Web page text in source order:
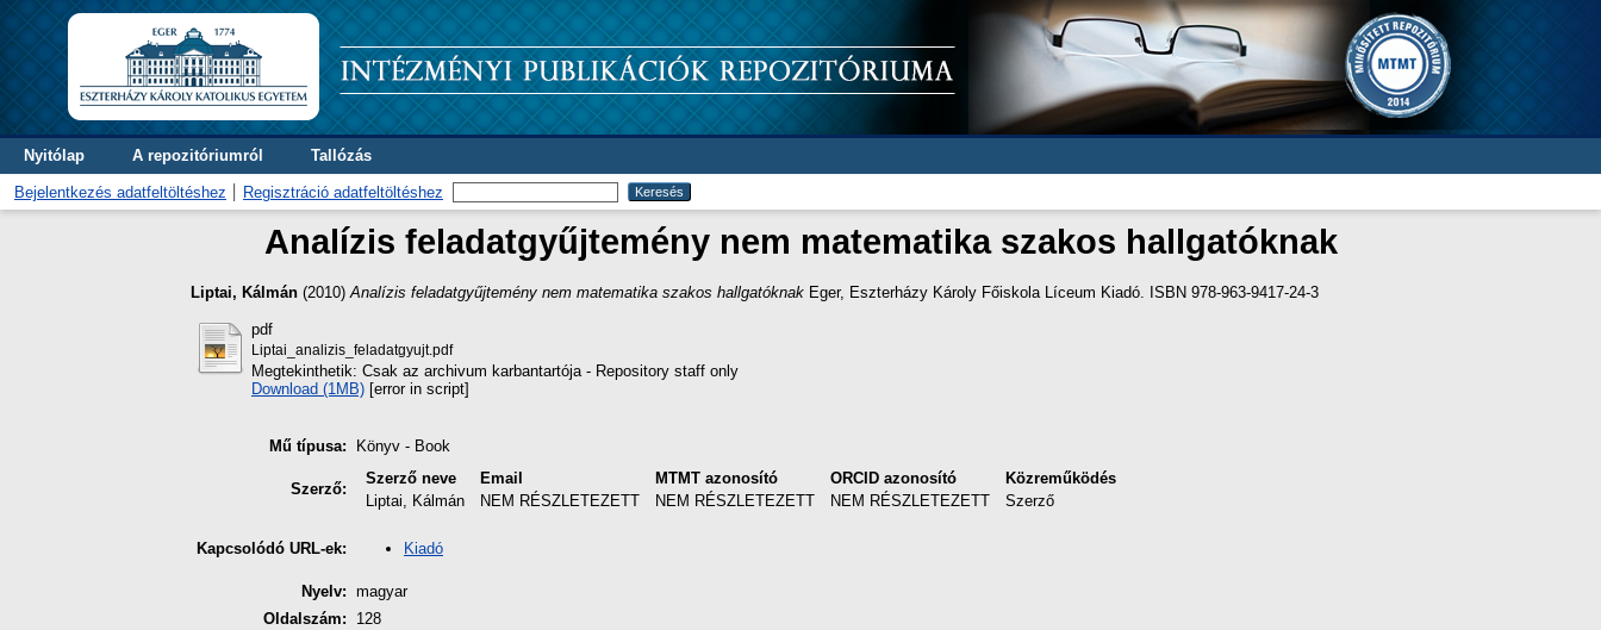
Nyitólap A repozitóriumról Tallózás
Bejelentkezés adatfeltöltéshez Regisztráció adatfeltöltéshez
Analízis feladatgyűjtemény nem matematika szakos hallgatóknak
Liptai, Kálmán (2010) Analízis feladatgyűjtemény nem matematika szakos hallgatóknak Eger, Eszterházy Károly Főiskola Líceum Kiadó. ISBN 978-963-9417-24-3
pdf
Liptai_analizis_feladatgyujt.pdf
Megtekinthetik: Csak az archivum karbantartója - Repository staff only
Download (1MB) [error in script]
Mű típusa: Könyv - Book
Szerző:
Szerző neve Email MTMT azonosító ORCID azonosító
Közreműködés
Liptai, Kálmán
NEM RÉSZLETEZETT NEM RÉSZLETEZETT NEM RÉSZLETEZETT Szerző
Kapcsolódó URL-ek: Kiadó
Nyelv: magyar
Oldalszám:
128